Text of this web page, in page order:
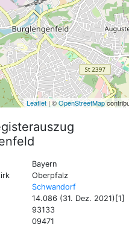
Leaflet | ©OpenStreetMap
Bayern
Oberpfalz
Schwandorf
14.086 (31. Dez. 2021)[1]
93133
09471